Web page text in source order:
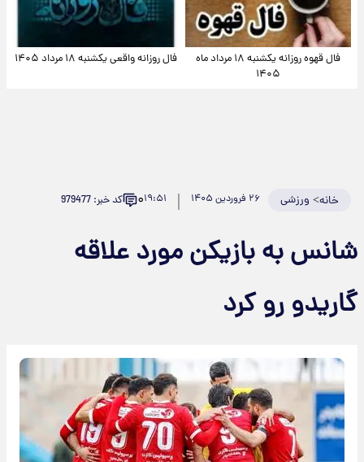
فال قهوه روزانه یکشنبه ۱۸ مرداد ماه
۱۴۰۵
فال روزانه واقعی یکشنبه ۱۸ مرداد ۱۴۰۵
خانه> ورزشی ۲۶ فروردین ۱۴۰۵ ۱۹:۵۱۰ کد خبر: 979477
شانس به بازیکن مورد علاقه
گاریدو رو کرد